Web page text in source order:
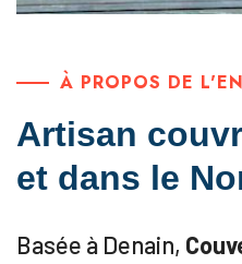
À PROPOS DE
Artisan
et dans le
Basée à Denain,